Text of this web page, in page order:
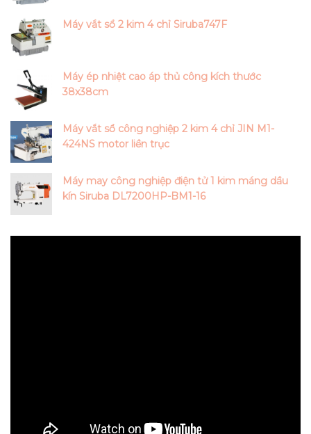
Máy vắt sổ 2 kim 4 chỉ Siruba747F
Máy ép nhiệt cao áp thủ công kích thước
38x38cm
Máy vắt sổ công nghiệp 2 kim 4 chỉ JIN M1-
424NS motor liền trục
Máy may công nghiệp điện tử 1 kim máng dầu
kín Siruba DL7200HP-BM1-16